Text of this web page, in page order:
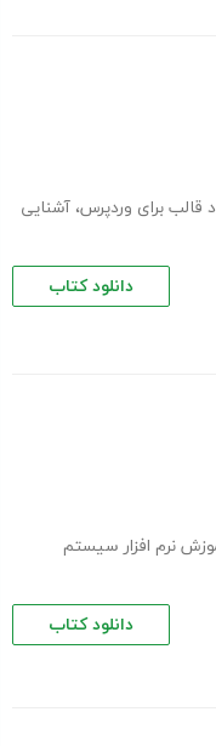
قالب برای وردپرس، آشنایی
دانلود کتاب
نرم افزار سیستم
دانلود کتاب